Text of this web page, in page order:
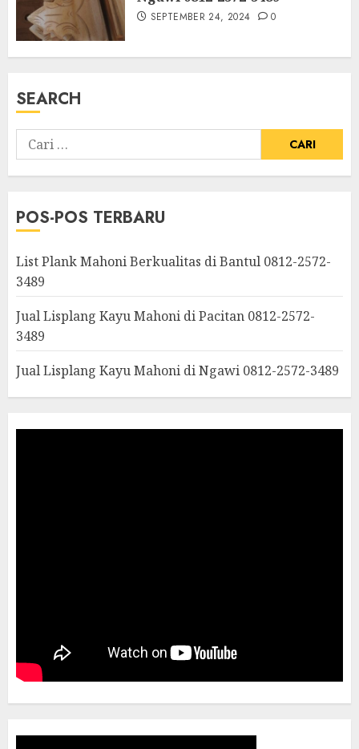
SEPTEMBER 24, 2024 0
SEARCH
POS-POS TERBARU
List Plank Mahoni Berkualitas di Bantul 0812-2572-
3489
Jual Lisplang Kayu Mahoni di Pacitan 0812-2572-
3489
Jual Lisplang Kayu Mahoni di Ngawi 0812-2572-3489